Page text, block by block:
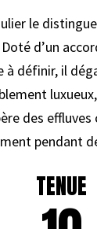
le
d’un
à définir, il
des
pendant
TENUE